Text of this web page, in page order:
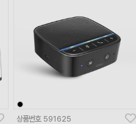
상품번호 591625